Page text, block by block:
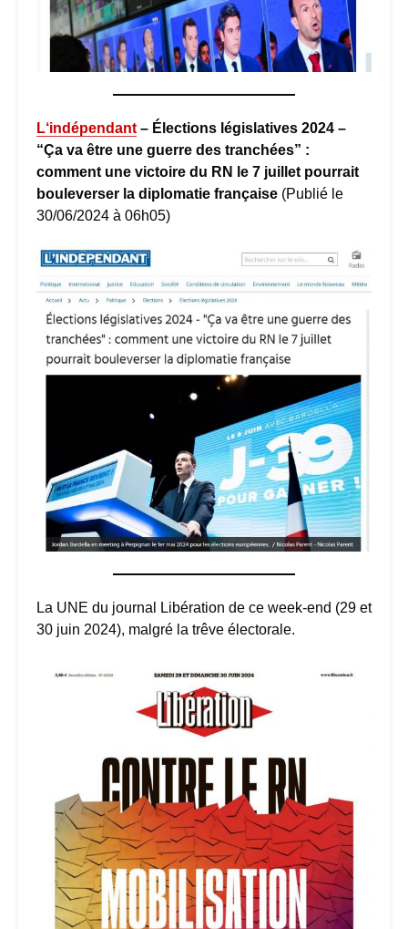
L‘indépendant – Élections législatives 2024 –
“Ça va être une guerre des tranchées” :
comment une victoire du RN le 7 juillet pourrait
bouleverser la diplomatie française (Publié le
30/06/2024 à 06h05)
La UNE du journal Libération de ce week-end (29 et
30 juin 2024), malgré la trêve électorale.